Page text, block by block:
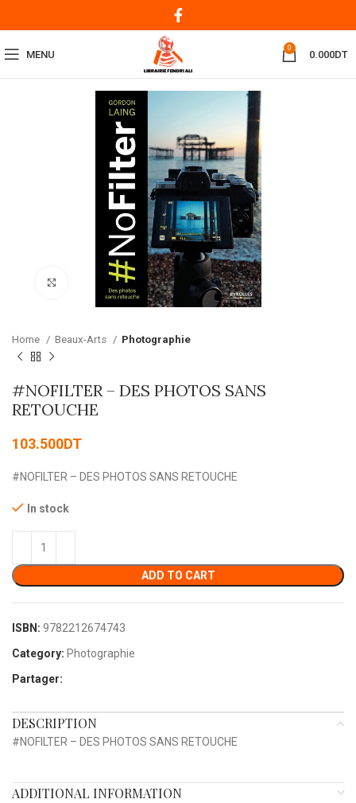
MENU
0
0.000DT
Click to enlarge
Home Beaux-Arts Photographie
#NOFILTER – DES PHOTOS SANS
RETOUCHE
103.500DT
#NOFILTER – DES PHOTOS SANS RETOUCHE
In stock
ADD TO CART
ISBN: 9782212674743
Category: Photographie
Partager:
DESCRIPTION
#NOFILTER – DES PHOTOS SANS RETOUCHE
ADDITIONAL INFORMATION